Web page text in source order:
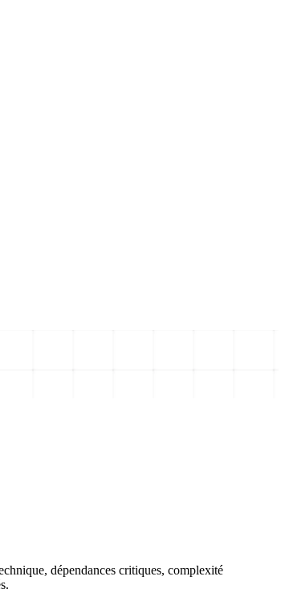
dépendances critiques, complexité